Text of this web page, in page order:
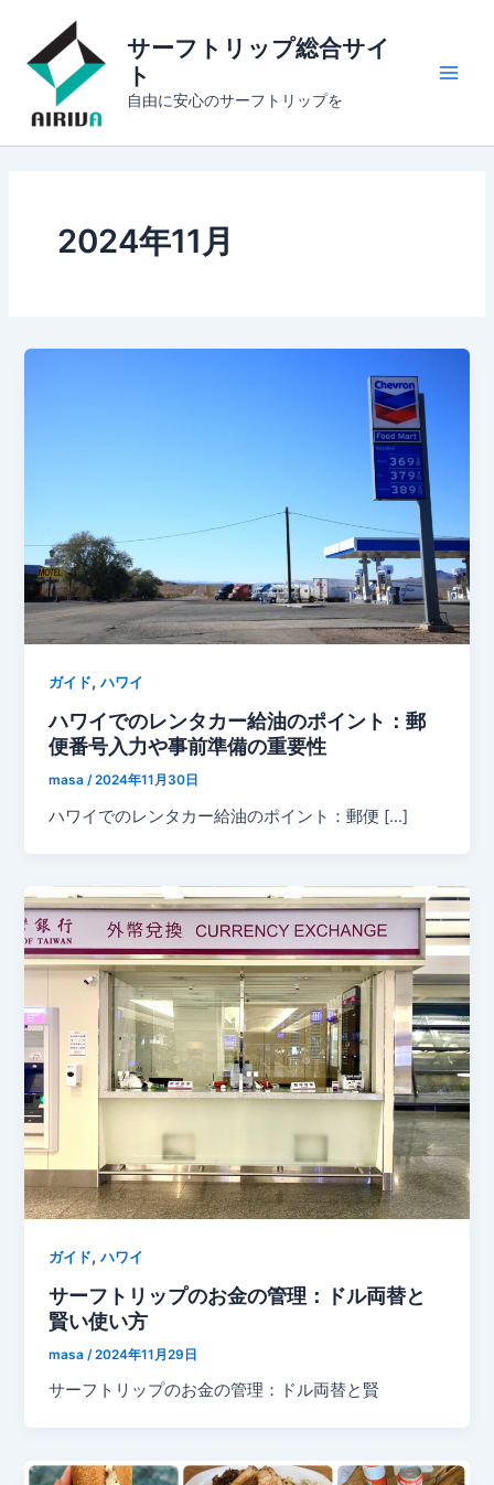
ッ
サーフトリップ総合サイ
ト
自由に安心のサーフトリップを
2024年11月
ガイド,ハワイ
ハワイでのレンタカー給油のポイント：郵
便番号入力や事前準備の重要性
masa/2024年11月30日
ハワイでのレンタカー給油のポイント：郵便 […]
ガイド,ハワイ
サーフトリップのお金の管理：ドル両替と
賢い使い方
masa /2024年11月29日
サーフトリップのお金の管理：ドル両替と賢